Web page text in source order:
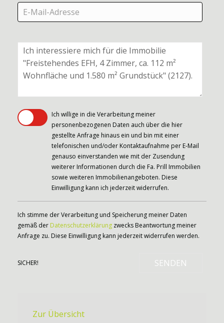
Ich willige in die Verarbeitung meiner
personenbezogenen Daten auch über die hier
gestellte Anfrage hinaus ein und bin mit einer
telefonischen und/oder Kontaktaufnahme per E-Mail
genauso einverstanden wie mit der Zusendung
weiterer Informationen durch die Fa. Prill Immobilien
sowie weiteren Immobilienangeboten. Diese
Einwilligung kann ich jederzeit widerrufen.
Ich stimme der Verarbeitung und Speicherung meiner Daten
gemäß der Datenschutzerklärung zwecks Beantwortung meiner
Anfrage zu. Diese Einwilligung kann jederzeit widerrufen werden.
SICHER! SENDEN
Zur Übersicht